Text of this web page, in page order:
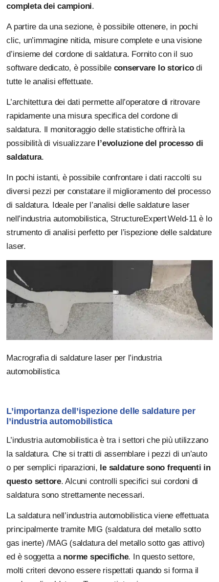
completa dei campioni.
A partire da una sezione, è possibile ottenere, in pochi
clic, un’immagine nitida, misure complete e una visione
d’insieme del cordone di saldatura. Fornito con il suo
software dedicato, è possibile conservare lo storicodi
tutte le analisi effettuate.
L’architettura dei dati permette all’operatore di ritrovare
rapidamente una misura specifica del cordone di
saldatura. Il monitoraggio delle statistiche offrirà la
possibilità di visualizzare l’evoluzione del processo di
saldatura.
In pochi istanti, è possibile confrontare i dati raccolti su
diversi pezzi per constatare il miglioramento del processo
di saldatura. Ideale per l’analisi delle saldature laser
nell’industria automobilistica, StructureExpert Weld-11 è lo
strumento di analisi perfetto per l’ispezione delle saldature
laser.
Macrografia di saldature laser per l’industria
automobilistica
L’importanza dell’ispezione delle saldature per
l’industria automobilistica
L’industria automobilistica è tra i settori che più utilizzano
la saldatura. Che si tratti di assemblare i pezzi di un’auto
o per semplici riparazioni, le saldature sono frequenti in
questo settore. Alcuni controlli specifici sui cordoni di
saldatura sono strettamente necessari.
La saldatura nell’industria automobilistica viene effettuata
principalmente tramite MIG (saldatura del metallo sotto
gas inerte) /MAG (saldatura del metallo sotto gas attivo)
ed è soggetta a norme specifiche. In questo settore,
molti criteri devono essere rispettati quando si forma il